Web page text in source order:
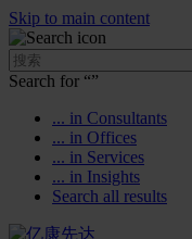
Skip to main content
Search for “”
... in Consultants
... in Offices
... in Services
... in Insights
Search all results